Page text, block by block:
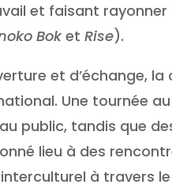
et faisant
Boket Rise).
et d’échange,
Une tournée
public, tandis que
lieu à des
à travers